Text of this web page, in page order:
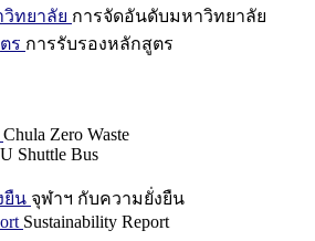
ทยาลัย การจัดอันดับมหาวิทยาลัย
ร การรับรองหลักสูตร
Chula Zero Waste
Shuttle Bus
ยืน จุฬาฯ กับความยั่งยืน
Sustainability Report